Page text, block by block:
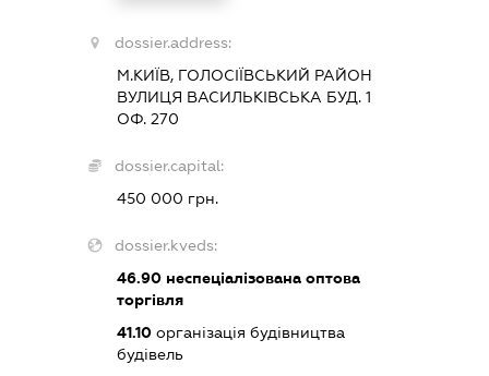
dossier.address:
М.КИЇВ, ГОЛОСІЇВСЬКИЙ РАЙОН
ВУЛИЦЯ ВАСИЛЬКІВСЬКА БУД. 1
ОФ. 270
dossier.capital:
450 000 грн.
dossier.kveds:
46.90неспеціалізована оптова
торгівля
41.10організація будівництва
будівель